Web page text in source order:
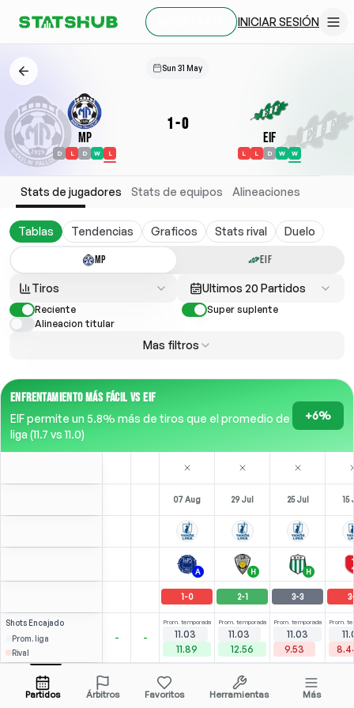
INICIAR SESIÓN
Sun 31 May
MP
D L D W L
1-0
EIF
L L D W W
Stats de jugadores Stats de equipos Alineaciones
Tablas Tendencias Graficos Stats rival Duelo
MP EIF
Tiros Ultimos 20 Partidos
Reciente
Super suplente
Alineacion titular
Mas filtros
ENFRENTAMIENTO MÁS FÁCIL VS EIF
EIF permite un 5.8% más de tiros que el promedio de
liga (11.7 vs 11.0)
+6%
07 Aug 29 Jul 25 Jul 15
A H H
1-0 2-1 3-3 3
Shots Encajado
Prom. liga
Rival
- -
Prom. temporada
11.03
11.89
Prom. temporada
11.03
12.56
Prom. temporada
11.03
9.53
Prom.
S. Obioha Abrir menú
2.20
89' RST
2 (1
ST-90'
)
90'
Partidos Árbitros Favoritos Herramientas Más